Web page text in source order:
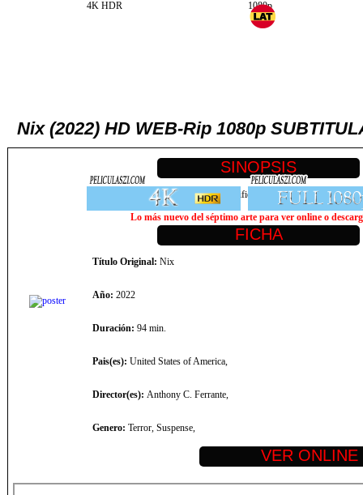
Nix (2022) HD WEB-Rip 1080p
Cuando una entidad misteriosa se manifiesta, una familia se
Lo más nuevo del séptimo arte para ver online o
Título Original: Nix
Año: 2022
Duración: 94 min.
Pais(es): United States of America,
Director(es): Anthony C. Ferrante,
Genero: Terror, Suspense,